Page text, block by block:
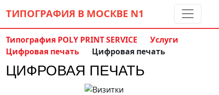
ТИПОГРАФИЯ В МОСКВЕ N1
Контакты: (5 метров от м. Дмитровская)
info@ppsprint.ru 8 495 797-35-59
Типография POLY PRINT SERVICE
Услуги
Цифровая печать
Цифровая печать
ЦИФРОВАЯ ПЕЧАТЬ